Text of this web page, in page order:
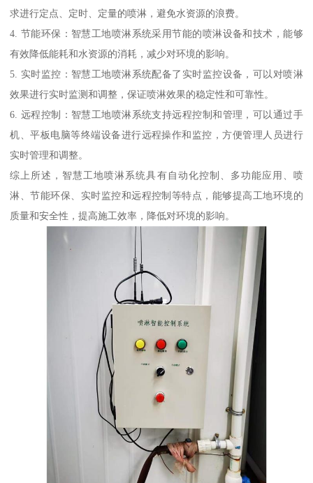
求进行定点、定时、定量的喷淋，避免水资源的浪费。
4. 节能环保：智慧工地喷淋系统采用节能的喷淋设备和技术，能够
有效降低能耗和水资源的消耗，减少对环境的影响。
5. 实时监控：智慧工地喷淋系统配备了实时监控设备，可以对喷淋
效果进行实时监测和调整，保证喷淋效果的稳定性和可靠性。
6. 远程控制：智慧工地喷淋系统支持远程控制和管理，可以通过手
机、平板电脑等终端设备进行远程操作和监控，方便管理人员进行
实时管理和调整。
综上所述，智慧工地喷淋系统具有自动化控制、多功能应用、喷
淋、节能环保、实时监控和远程控制等特点，能够提高工地环境的
质量和安全性，提高施工效率，降低对环境的影响。